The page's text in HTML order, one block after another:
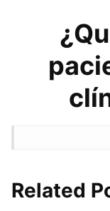
Related